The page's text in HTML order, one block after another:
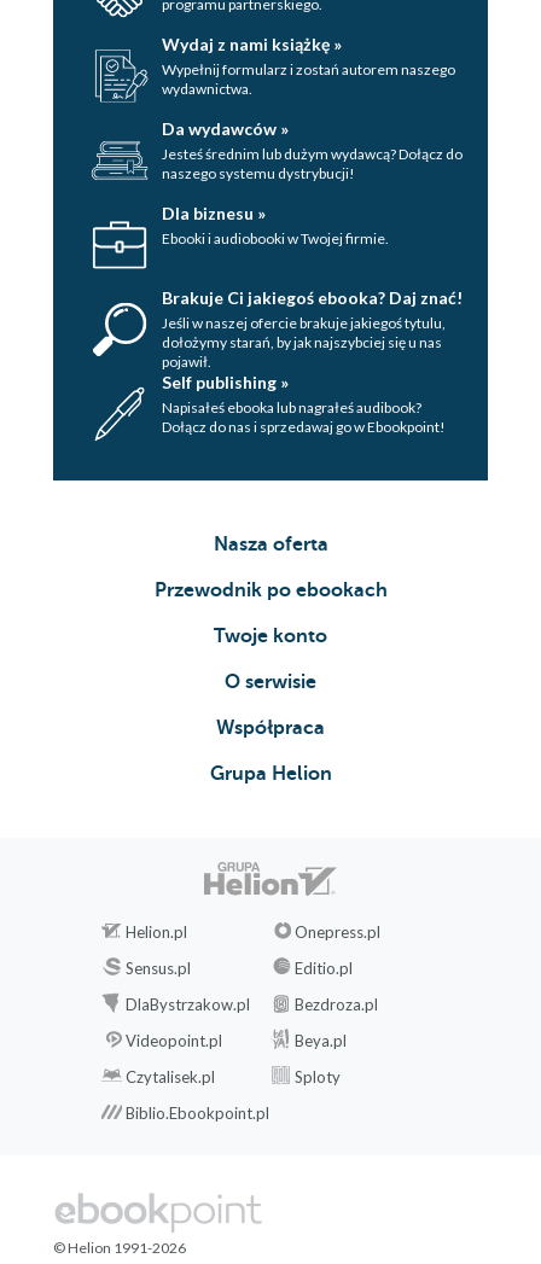
programu partnerskiego.
Wydaj z nami książkę »
Wypełnij formularz i zostań autorem naszego
wydawnictwa.
Da wydawców »
Jesteś średnim lub dużym wydawcą? Dołącz do
naszego systemu dystrybucji!
Dla biznesu »
Ebooki i audiobooki w Twojej firmie.
Brakuje Ci jakiegoś ebooka? Daj znać!
Jeśli w naszej ofercie brakuje jakiegoś tytulu,
dołożymy starań, by jak najszybciej się u nas
pojawił.
Self publishing »
Napisałeś ebooka lub nagrałeś audibook?
Dołącz do nas i sprzedawaj go w Ebookpoint!
Nasza oferta
Przewodnik po ebookach
Twoje konto
O serwisie
Współpraca
Grupa Helion
Helion.pl
Onepress.pl
Sensus.pl
Editio.pl
DlaBystrzakow.pl
Bezdroza.pl
Videopoint.pl
Beya.pl
Czytalisek.pl
Sploty
Biblio.Ebookpoint.pl
© Helion 1991-2026